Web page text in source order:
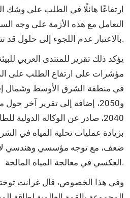
ارتفاعًا هائلًا في الطلب على وشك
التعامل مع هذه الأزمة على وجه
بالاعتبار عدم اللجوء إلى حلول قد تترك أثرًا مدمرًا على البيئة.
يؤكد ذلك تقرير للمنتدى العربي
و2050، إضافة إلى تقرير آخر
2040، صادر عن الوكالة الدولية
ضعف، مع توجه مؤسسي وهندسي
العكسي في معالجة المياه المالحة.
وفي هذا الخصوص، قال غرانت